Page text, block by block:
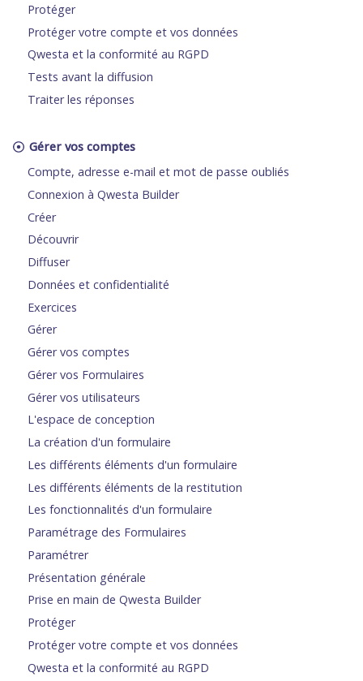
Protéger
Protéger votre compte et vos données
Qwesta et la conformité au RGPD
Tests avant la diffusion
Traiter les réponses
Gérer vos comptes
Compte, adresse e-mail et mot de passe oubliés
Connexion à Qwesta Builder
Créer
Découvrir
Diffuser
Données et confidentialité
Exercices
Gérer
Gérer vos comptes
Gérer vos Formulaires
Gérer vos utilisateurs
L'espace de conception
La création d'un formulaire
Les différents éléments d'un formulaire
Les différents éléments de la restitution
Les fonctionnalités d'un formulaire
Paramétrage des Formulaires
Paramétrer
Présentation générale
Prise en main de Qwesta Builder
Protéger
Protéger votre compte et vos données
Qwesta et la conformité au RGPD